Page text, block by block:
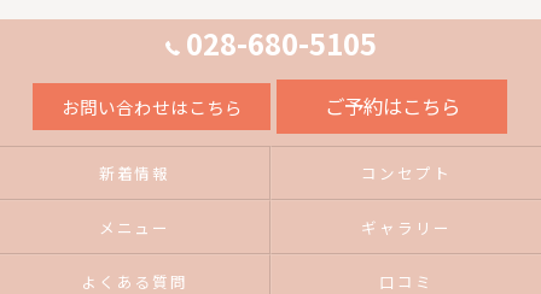
028-680-5105
お問い合わせはこちら ご予約はこちら
新着情報 コンセプト
メニュー ギャラリー
よくある質問 口コミ